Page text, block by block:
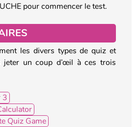
pour commencer le test.
les divers types de quiz et
jeter un coup d’œil à ces trois
3
Quiz Game